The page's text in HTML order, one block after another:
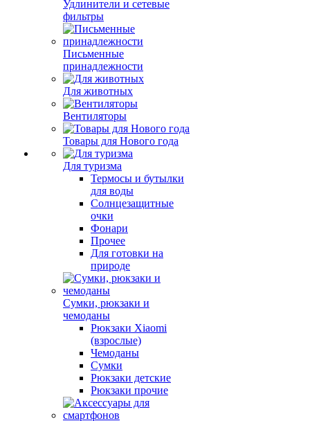
Удлинители и сетевые
фильтры
Письменные
принадлежности
Для животных
Вентиляторы
Товары для Нового года
Для туризма
Термосы и бутылки
для воды
Солнцезащитные
очки
Фонари
Прочее
Для готовки на
природе
Сумки, рюкзаки и
чемоданы
Рюкзаки Xiaomi
(взрослые)
Чемоданы
Сумки
Рюкзаки детские
Рюкзаки прочие